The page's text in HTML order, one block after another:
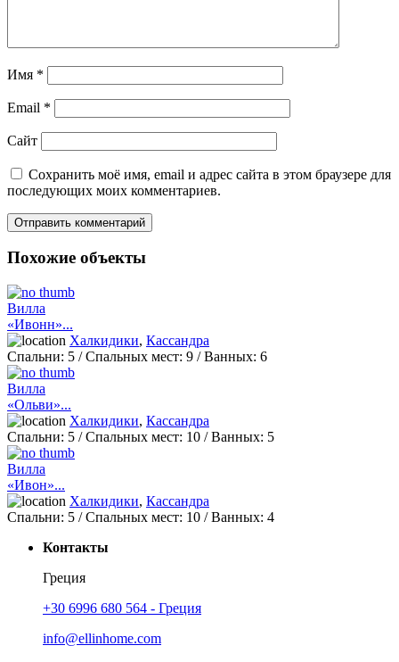
Имя *
Email *
Сайт
Сохранить моё имя, email и адрес сайта в этом браузере для
последующих моих комментариев.
Похожие объекты
Вилла
«Ивонн»...
Халкидики, Кассандра
Спальни: 5 / Спальных мест: 9 /Ванных: 6
Вилла
«Ольви»...
Халкидики, Кассандра
Спальни: 5 / Спальных мест: 10 /Ванных: 5
Вилла
«Ивон»...
Халкидики, Кассандра
Спальни: 5 / Спальных мест: 10 /Ванных: 4
Контакты
Греция
+30 6996 680 564 - Греция
info@ellinhome.com